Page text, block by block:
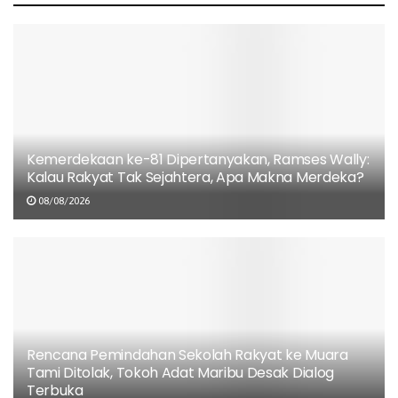
GKI Tanah Merah Buka Dapur Kemanusiaan
untuk Korban Dugaan Keracunan MBG,
06/08/2026
Kemerdekaan ke-81 Dipertanyakan, Ramses Wally:
Kalau Rakyat Tak Sejahtera, Apa Makna Merdeka?
08/08/2026
Rencana Pemindahan Sekolah Rakyat ke Muara
Tami Ditolak, Tokoh Adat Maribu Desak Dialog
Terbuka